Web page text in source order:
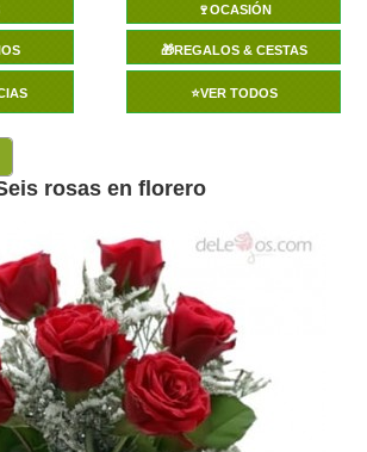
🍷OCASIÓN
🎁REGALOS & CESTAS
⭐VER TODOS
rosas en florero